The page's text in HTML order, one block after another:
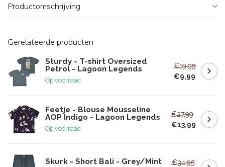
Productomschrijving
Gerelateerde producten
Sturdy - T-shirt Oversized
Petrol - Lagoon Legends
Op voorraad
€19,99
€9,99
Feetje - Blouse Mousseline
AOP Indigo - Lagoon Legends
Op voorraad
€27,99
€13,99
Skurk - Short Bali - Grey/Mint
€34,95